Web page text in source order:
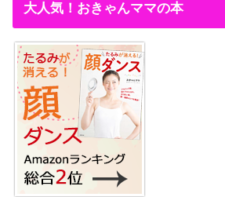
大人気！おきゃんママの本